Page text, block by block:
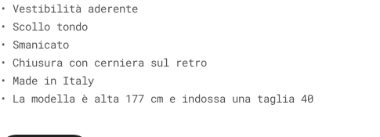
• Vestibilità aderente
• Scollo tondo
• Smanicato
• Chiusura con cerniera sul retro
• Made in Italy
• La modella è alta 177 cm e indossa una taglia 40